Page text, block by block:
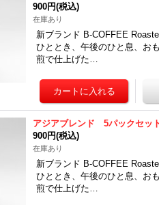
900円(税込)
在庫あり
新ブランド B-COFFEE
ひととき、午後のひと息、お
煎で仕上げた…
アジアブレンド 5パックセッ
900円(税込)
在庫あり
新ブランド B-COFFEE
ひととき、午後のひと息、お
煎で仕上げた…